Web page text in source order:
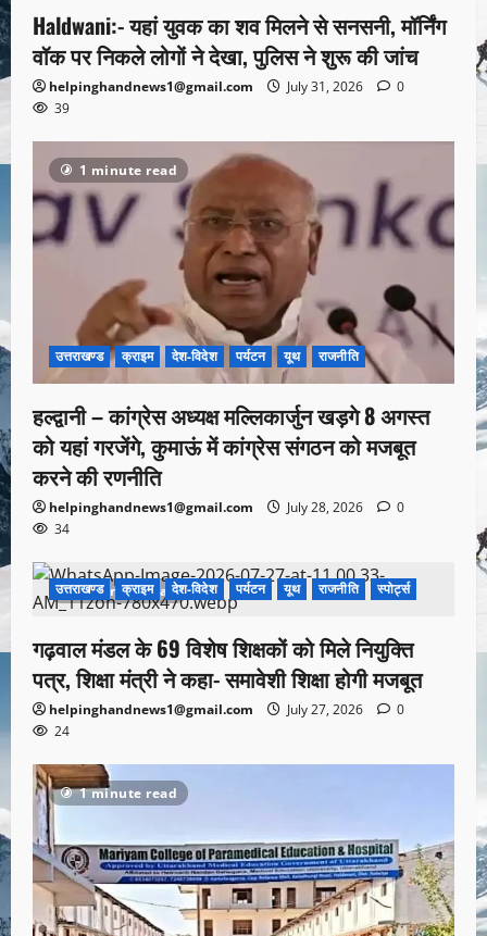
Haldwani:- यहां युवक का शव मिलने से सनसनी, मॉर्निंग
वॉक पर निकले लोगों ने देखा, पुलिस ने शुरू की जांच
helpinghandnews1@gmail.com July 31, 2026
0
39
1 minute read
उत्तराखण्ड क्राइम देश-विदेश पर्यटन यूथ राजनीति
हल्द्वानी – कांग्रेस अध्यक्ष मल्लिकार्जुन खड़गे 8 अगस्त
को यहां गरजेंगे, कुमाऊं में कांग्रेस संगठन को मजबूत
करने की रणनीति
helpinghandnews1@gmail.com July 28, 2026
0
34
1 minute read
उत्तराखण्ड क्राइम देश-विदेश पर्यटन यूथ राजनीति स्पोर्ट्स
गढ़वाल मंडल के 69 विशेष शिक्षकों को मिले नियुक्ति
पत्र, शिक्षा मंत्री ने कहा- समावेशी शिक्षा होगी मजबूत
helpinghandnews1@gmail.com July 27, 2026
0
24
1 minute read